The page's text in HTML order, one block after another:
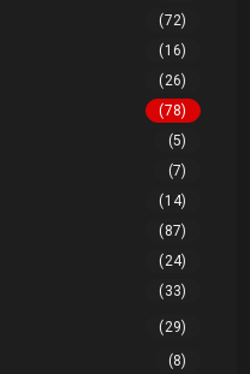
(72)
(16)
(26)
(78)
(5)
(7)
(14)
(87)
(24)
(33)
(29)
(8)